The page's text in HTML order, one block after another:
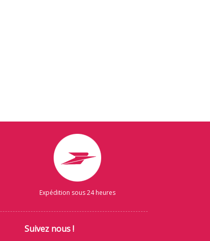
Expédition sous 24 heures
Suivez nous !